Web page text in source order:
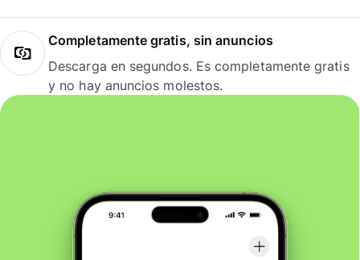
Completamente gratis, sin anuncios
Descarga en segundos. Es completamente gratis
y no hay anuncios molestos.